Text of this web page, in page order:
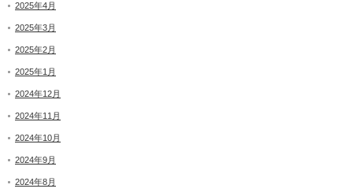
2025年4月
2025年3月
2025年2月
2025年1月
2024年12月
2024年11月
2024年10月
2024年9月
2024年8月